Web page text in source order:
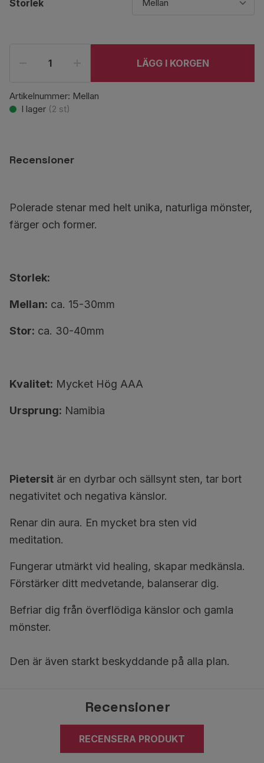
Storlek
LÄGG I KORGEN
Artikelnummer: Mellan
I lager (2 st)
Recensioner
Polerade stenar med helt unika, naturliga mönster,
färger och former.
Storlek:
Mellan: ca. 15-30mm
Stor: ca. 30-40mm
Kvalitet: Mycket Hög AAA
Ursprung: Namibia
Pietersit är en dyrbar och sällsynt sten, tar bort
negativitet och negativa känslor.
Renar din aura. En mycket bra sten vid
meditation.
Fungerar utmärkt vid healing, skapar medkänsla.
Förstärker ditt medvetande, balanserar dig.
Befriar dig från överflödiga känslor och gamla
mönster.
Den är även starkt beskyddande på alla plan.
Recensioner
RECENSERA PRODUKT